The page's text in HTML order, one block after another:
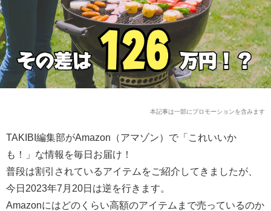
本記事は一部にプロモーションを含みます
TAKIBI編集部がAmazon（アマゾン）で「これいいか
も！」な情報を毎日お届け！
普段は割引されているアイテムをご紹介してきましたが、
今日2023年7月20日は逆を行きます。
Amazonにはどのくらい高額のアイテムまで売っているのか